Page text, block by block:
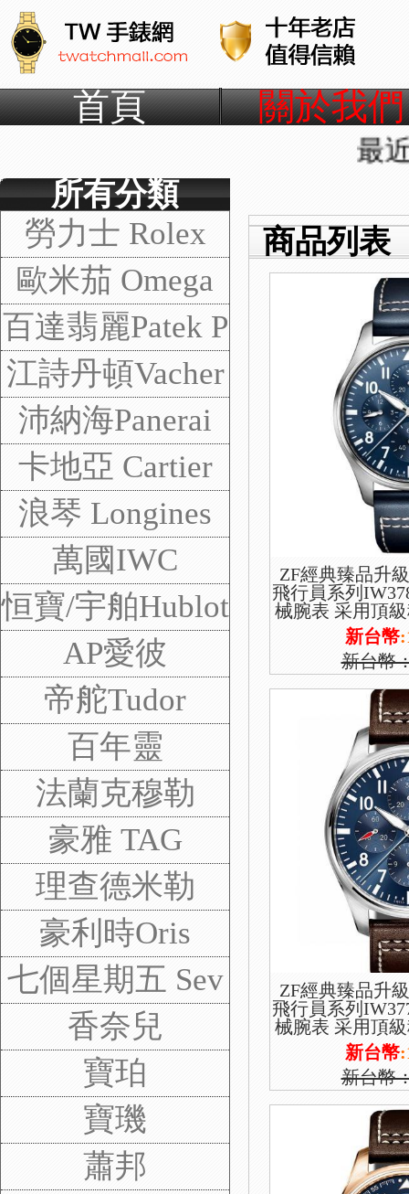
首頁 關於我們
最近發
所有分類
勞力士 Rolex
歐米茄 Omega
百達翡麗Patek P
hilippe
江詩丹頓Vacher
on Constantin
沛納海Panerai
卡地亞 Cartier
浪琴 Longines
萬國IWC
恒寶/宇舶Hublot
AP愛彼
帝舵Tudor
百年靈
法蘭克穆勒
豪雅 TAG
理查德米勒
豪利時Oris
七個星期五 Sev
enFriday
香奈兒
寶珀
寶璣
蕭邦
商品列表
ZF經典臻品升
飛行員系列
械腕表 采用頂
版本 功能雙日
新台幣
新台幣
ZF經典臻品升
飛行員系列
械腕表 采用頂
版本 功能雙日
新台幣
新台幣